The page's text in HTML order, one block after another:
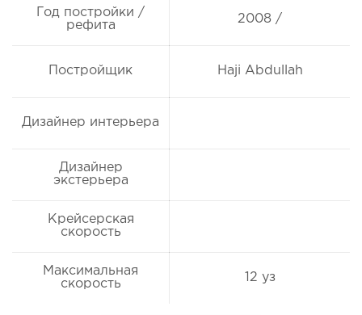
Год постройки /
рефита
2008 /
Постройщик Haji Abdullah
Дизайнер интерьера
Дизайнер
экстерьера
Крейсерская
скорость
Максимальная
скорость
12 уз